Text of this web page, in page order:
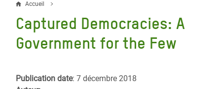
Fil
d'Ariane
Accueil
Captured Democracies: A
Government for the Few
Publication date: 7 décembre 2018